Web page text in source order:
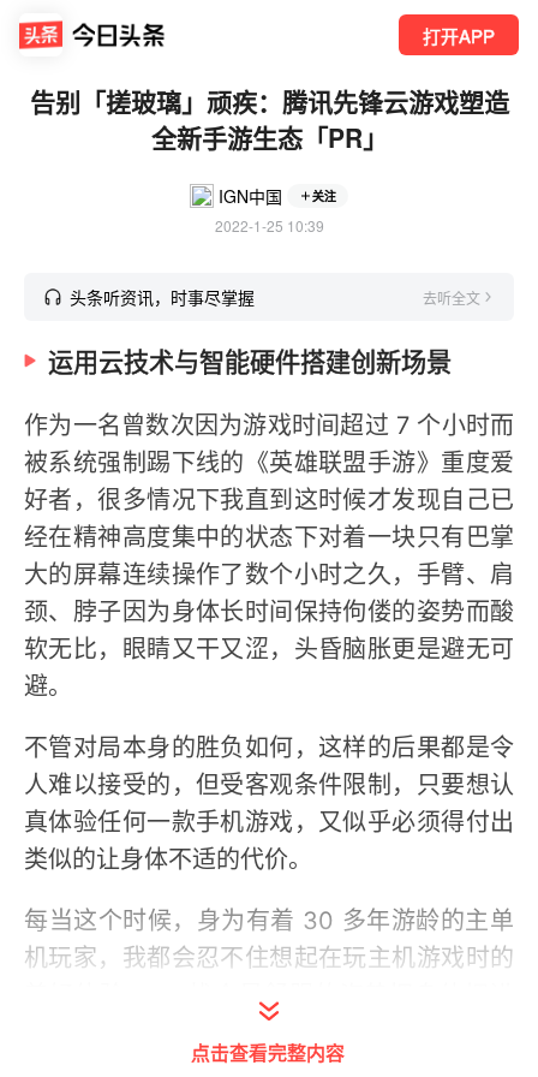
打开APP
告别「搓玻璃」顽疾：腾讯先锋云游戏塑造
全新手游生态「PR」
IGN中国 关注
2022-1-25 10:39
头条听资讯，时事尽掌握 去听全文
运用云技术与智能硬件搭建创新场景
作为一名曾数次因为游戏时间超过 7 个小时而
被系统强制踢下线的《英雄联盟手游》重度爱
好者，很多情况下我直到这时候才发现自己已
经在精神高度集中的状态下对着一块只有巴掌
大的屏幕连续操作了数个小时之久，手臂、肩
颈、脖子因为身体长时间保持佝偻的姿势而酸
软无比，眼睛又干又涩，头昏脑胀更是避无可
避。
不管对局本身的胜负如何，这样的后果都是令
人难以接受的，但受客观条件限制，只要想认
真体验任何一款手机游戏，又似乎必须得付出
类似的让身体不适的代价。
每当这个时候，身为有着 30 多年游龄的主单
机玩家，我都会忍不住想起在玩主机游戏时的
美好体验 —— 找个最舒服的姿势把身体埋进
的游戏手柄，抬头面对适当距离之外正好填满
点击查看完整内容